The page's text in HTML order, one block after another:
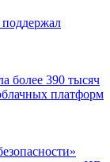
более 390 тысяч
платформ